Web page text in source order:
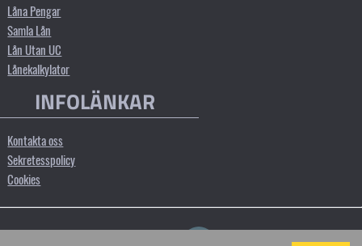
Låna Pengar
Samla Lån
Lån Utan UC
Lånekalkylator
INFOLÄNKAR
Kontakta oss
Sekretesspolicy
Cookies